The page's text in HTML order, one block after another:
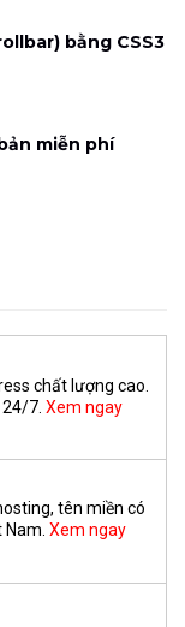
bằng CSS3
miễn phí
chất lượng cao.
7. Xem ngay
tên miền có
Nam. Xem ngay